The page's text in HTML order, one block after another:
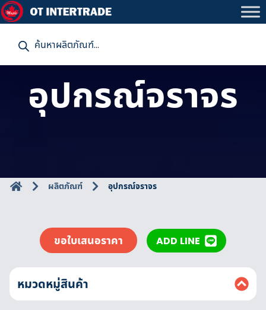
d
อุปกรณ์จราจร
ผลิตภัณฑ์ อุปกรณ์จราจร
ขอใบเสนอราคา ADD LINE
หมวดหมู่สินค้า